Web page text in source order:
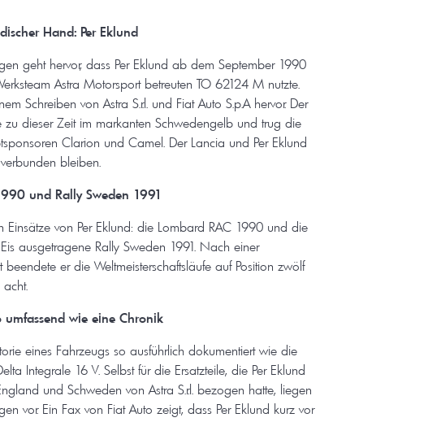
Hand: Per Eklund
geht hervor, dass Per Eklund ab dem September 1990
Astra Motorsport betreuten TO 62124 M nutzte.
Schreiben von Astra S.r.l. und Fiat Auto S.p.A hervor. Der
zu dieser Zeit im markanten Schwedengelb und trug die
Clarion und Camel. Der Lancia und Per Eklund
bleiben.
und Rally Sweden 1991
Einsätze von Per Eklund: die Lombard RAC 1990 und die
ausgetragene Rally Sweden 1991. Nach einer
beendete er die Weltmeisterschaftsläufe auf Position zwölf
acht.
umfassend wie eine Chronik
eines Fahrzeugs so ausführlich dokumentiert wie die
Integrale 16 V. Selbst für die Ersatzteile, die Per Eklund
und Schweden von Astra S.r.l. bezogen hatte, liegen
vor. Ein Fax von Fiat Auto zeigt, dass Per Eklund kurz vor